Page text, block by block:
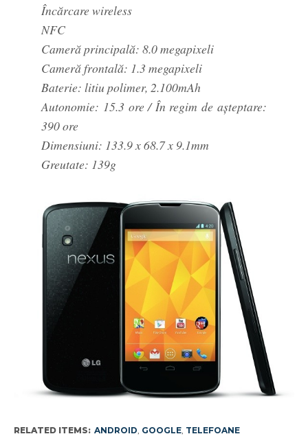
Încărcare wireless
NFC
Cameră principală: 8.0 megapixeli
Cameră frontală: 1.3 megapixeli
Baterie: litiu polimer, 2.100mAh
Autonomie: 15.3 ore / În regim de așteptare:
390 ore
Dimensiuni: 133.9 x 68.7 x 9.1mm
Greutate: 139g
RELATED ITEMS: ANDROID, GOOGLE, TELEFOANE